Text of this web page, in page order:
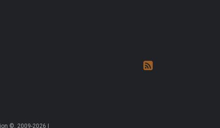
©, 2009-2026 |